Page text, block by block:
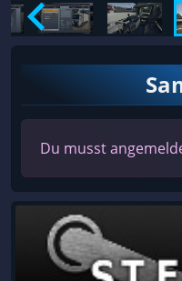
Du musst